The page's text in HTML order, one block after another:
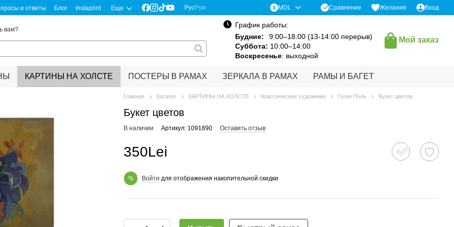
и ответы Блог Instaprint Еще РусРум MDL Сравнение Желания Вход
вам?
График работы:
Будние:
9:00–18:00 (13-14:00 перерыв)
Суббота: 10:00–14:00
Воскресенье: выходной
Мой заказ
КАРТИНЫ НА ХОЛСТЕ ПОСТЕРЫ В РАМАХ ЗЕРКАЛА В РАМАХ РАМЫ И БАГЕТ
Главная Каталог КАРТИНЫ НА ХОЛСТЕ Классические художники Гоген Поль Букет цветов
Букет цветов
В наличии Артикул: 1091890 Оставить отзыв
350Lei
% Войти для отображения накопительной скидки